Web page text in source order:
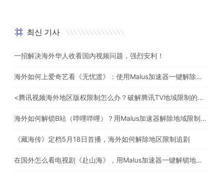
최신 기사
一招解决海外华人收看国内视频问题，强烈安利！
海外如何上爱奇艺看《无忧渡》：使用Malus加速器一键解除地域限制
<腾讯视频海外地区版权限制怎么办？破解腾讯TV地域限制的办法>
海外如何解锁B站（哔哩哔哩）？用Malus加速器解除地域限制，一键流畅追番
《藏海传》定档5月18日首播，海外如何解除地区限制追剧
在国外怎么看电视剧《赴山海》，用Malus加速器一键解锁地区限制